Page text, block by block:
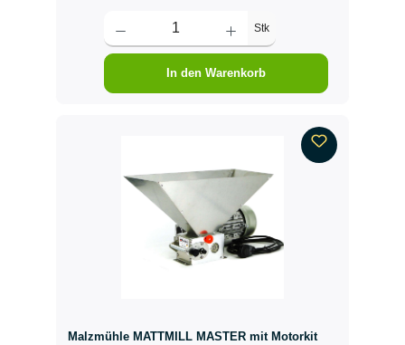
Stk
In den Warenkorb
Malzmühle MATTMILL MASTER mit Motorkit